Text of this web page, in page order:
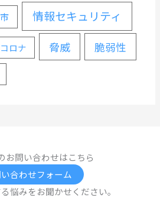
情報セキュリティ
ロナ 脅威 脆弱性
お問い合わせはこちら
合わせフォーム
悩みをお聞かせください。